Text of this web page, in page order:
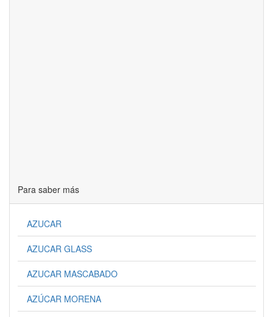
Para saber más
AZUCAR
AZUCAR GLASS
AZUCAR MASCABADO
AZÚCAR MORENA